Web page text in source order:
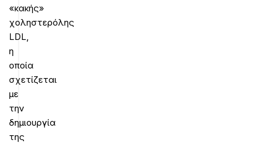
«κακής»
χοληστερόλης
LDL,
η
οποία
σχετίζεται
με
την
δημιουργία
της